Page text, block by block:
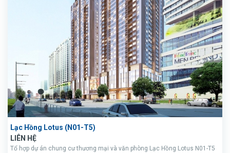
Lạc Hồng Lotus (N01-T5)
LIÊN HỆ
Tổ hợp dự án chung cư thương mại và văn phòng Lạc Hồng Lotus N01-T5